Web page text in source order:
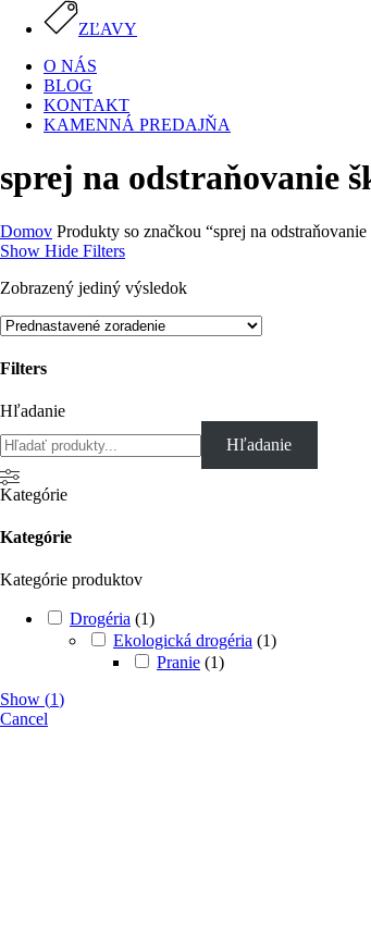
ZĽAVY
O NÁS
BLOG
KONTAKT
KAMENNÁ PREDAJŇA
sprej na odstraňovanie
Domov Produkty so značkou “sprej na
Show Hide Filters
Zobrazený jediný výsledok
Filters
Close
Filters
Hľadanie
Hľadanie
Kategórie
Kategórie
Kategórie produktov
Drogéria (1)
Ekologická drogéria (1)
Pranie (1)
Show (1)
Cancel